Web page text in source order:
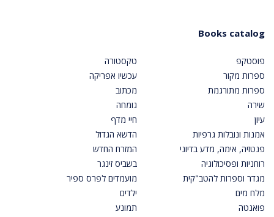
Books catalog
פוסטקפ
ספרות מקור
ספרות מתורגמת
שירה
עיון
אמנות ונובלות גרפיות
פנטזיה, אימה, מדע בדיוני
רוחניות ופסיכולוגיה
מגדר וספרות להטב"קית
מלח מים
פואנטה
טקסטורה
עכשיו אפריקה
מכתוב
גומחה
חיי מדף
הדשא הגדול
המזרח החדש
בשביס זינגר
מועמדים לפרס ספיר
ילדים
תמונע